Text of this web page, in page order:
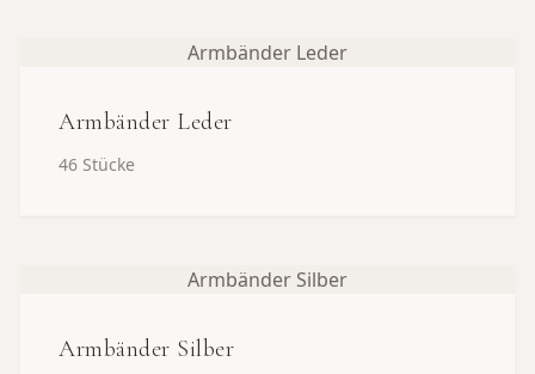
Armbänder Leder
Armbänder Leder
46 Stücke
Armbänder Silber
Armbänder Silber